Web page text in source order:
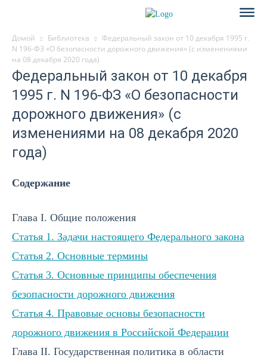
Домой Библиотека
Федеральный закон от 10 декабря 1995 г.
N 196-ФЗ «О безопасности дорожного движения» (с изменениями
на 08 декабря 2020 года)
Федеральный закон от 10 декабря
1995 г. N 196-ФЗ «О безопасности
дорожного движения» (с
изменениями на 08 декабря 2020
года)
Содержание
Глава I. Общие положения
Статья 1. Задачи настоящего Федерального закона
Статья 2. Основные термины
Статья 3. Основные принципы обеспечения
безопасности дорожного движения
Статья 4. Правовые основы безопасности
дорожного движения в Российской Федерации
Глава II. Государственная политика в области